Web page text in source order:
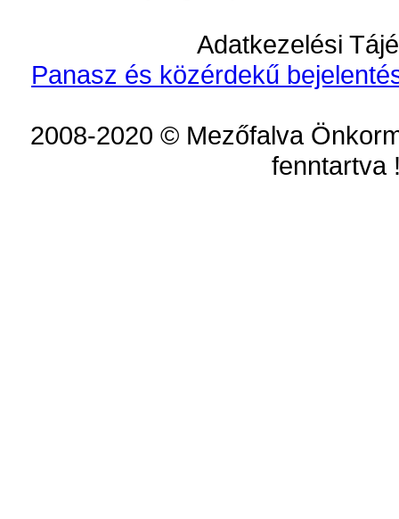
Adatkezelési
Panasz és közérdekű
2008-2020 © Mezőfalva
fenntartva